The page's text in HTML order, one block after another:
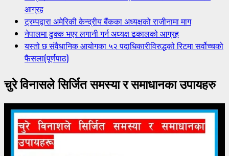
आग्रह
ट्रम्पद्वारा अमेरिकी केन्द्रीय बैंकका अध्यक्षको राजीनामा माग
नेपालमा ढुक्क भएर लगानी गर्न अध्यक्ष ढकालको आग्रह
यस्तो छ संवैधानिक आयोगका ५२ पदाधिकारीविरुद्धको रिटमा सर्वोच्चको
फैसला(पूर्णपाठ)
चुरे विनासले सिर्जित समस्या र समाधानका उपायहरु